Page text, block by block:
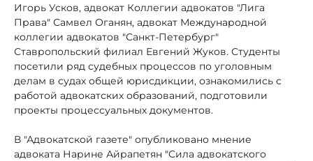
Игорь Усков, адвокат Коллегии адвокатов "Лига
Права" Самвел Оганян, адвокат Международной
коллегии адвокатов "Санкт-Петербург"
Ставропольский филиал Евгений Жуков. Студенты
посетили ряд судебных процессов по уголовным
делам в судах общей юрисдикции, ознакомились с
работой адвокатских образований, подготовили
проекты процессуальных документов.
В "Адвокатской газете" опубликовано мнение
адвоката Нарине Айрапетян "Сила адвокатского